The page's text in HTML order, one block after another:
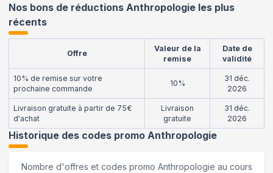
Nos bons de réductions Anthropologie les plus
récents
Offre
Valeur de la
remise
Date de
validité
10% de remise sur votre
prochaine commande
10%
31 déc.
2026
Livraison gratuite à partir de 75€
d'achat
Livraison
gratuite
31 déc.
2026
Historique des codes promo Anthropologie
Nombre d'offres et codes promo Anthropologie au cours